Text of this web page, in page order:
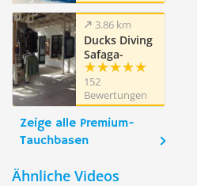
3.86 km
Ducks Diving
Safaga-
Dimensions
Bleues
152
Bewertungen
Zeige alle Premium-
Tauchbasen
Ähnliche Videos